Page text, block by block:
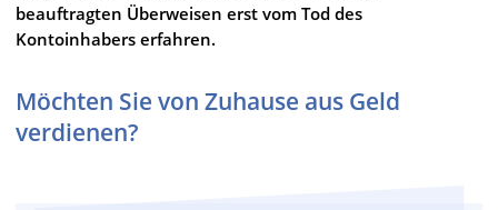
beauftragten Überweisen erst vom Tod des
Kontoinhabers erfahren.
Möchten Sie von Zuhause aus Geld
verdienen?